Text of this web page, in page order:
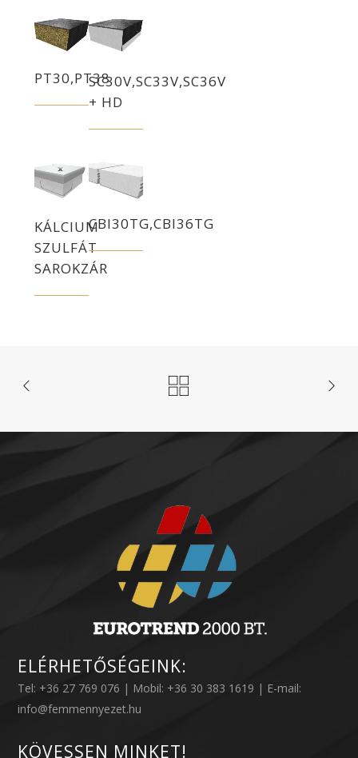
PT30,PT38SC30V,SC33V,SC36V
+ HD
KÁLCIUM
SZULFÁT
SAROKZÁR
CBI30TG,CBI36TG
ELÉRHETŐSÉGEINK:
Tel: +36 27 769 076 | Mobil: +36 30 383 1619 | E-mail:
info@femmennyezet.hu
KÖVESSEN MINKET!